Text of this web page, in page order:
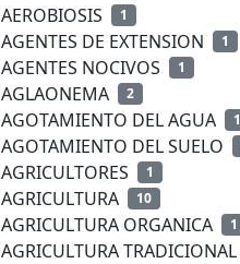
AEROBIOSIS 1
AGENTES DE EXTENSION 1
AGENTES NOCIVOS 1
AGLAONEMA 2
AGOTAMIENTO DEL AGUA 1
AGOTAMIENTO DEL SUELO
AGRICULTORES 1
AGRICULTURA 10
AGRICULTURA ORGANICA 1
AGRICULTURA TRADICIONAL